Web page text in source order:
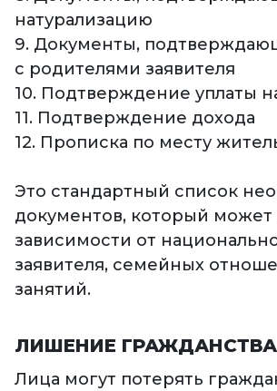
натурализацию
9. Документы,
с родителями заявителя
10. Подтверждение уплаты
11. Подтверждение дохода
12. Прописка по месту
Это стандартный список
документов, который может
зависимости от
заявителя, семейных
занятий.
ЛИШЕНИЕ ГРАЖДАНСТВА
Лица могут потерять